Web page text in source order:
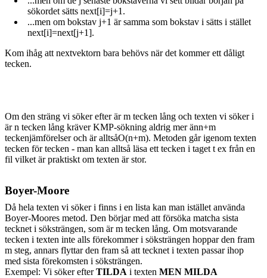
sökordet sätts next[i]=j+1.
...men om bokstav j+1 är samma som bokstav i sätts i stället
next[i]=next[j+1].
Kom ihåg att nextvektorn bara behövs när det kommer ett dåligt
tecken.
Om den sträng vi söker efter är m tecken lång och texten vi söker i
är n tecken lång kräver KMP-sökning aldrig mer änn+m
teckenjämförelser och är alltsåO(n+m). Metoden går igenom texten
tecken för tecken - man kan alltså läsa ett tecken i taget t ex från en
fil vilket är praktiskt om texten är stor.
Boyer-Moore
Då hela texten vi söker i finns i en lista kan man istället använda
Boyer-Moores metod. Den börjar med att försöka matcha sista
tecknet i söksträngen, som är m tecken lång. Om motsvarande
tecken i texten inte alls förekommer i söksträngen hoppar den fram
m steg, annars flyttar den fram så att tecknet i texten passar ihop
med sista förekomsten i söksträngen.
Exempel: Vi söker efterTILDA i texten MEN MILDA